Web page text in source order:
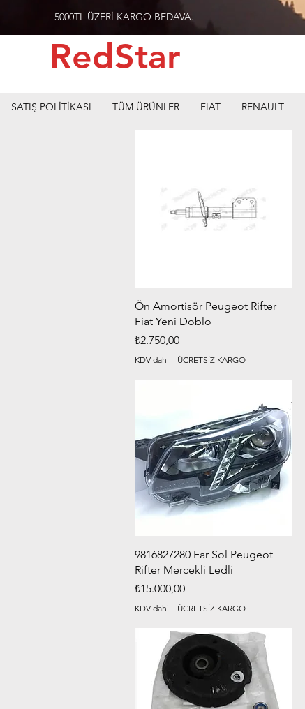
5000TL ÜZERİ KARGO BEDAVA.
RedStar
SATIŞ POLİTİKASI TÜM ÜRÜNLER FIAT RENAULT
Hızlı Bakış
Ön Amortisör Peugeot Rifter
Fiat Yeni Doblo
Fiyat
₺2.750,00
KDV dahil | ÜCRETSİZ KARGO
Hızlı Bakış
9816827280 Far Sol Peugeot
Rifter Mercekli Ledli
Fiyat
₺15.000,00
KDV dahil | ÜCRETSİZ KARGO